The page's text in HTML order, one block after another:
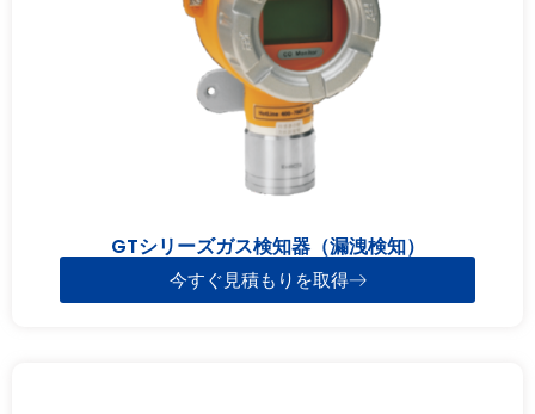
GTシリーズガス検知器（漏洩検知）
今すぐ見積もりを取得